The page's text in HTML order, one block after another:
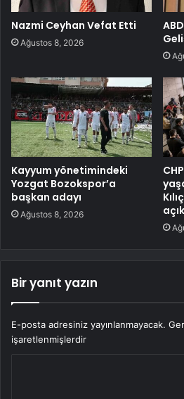
Nazmi Ceyhan Vefat Etti
Ağustos 8, 2026
Kayyum yönetimindeki
Yozgat Bozokspor’a
başkan adayı
Ağustos 8, 2026
Bir yanıt yazın
E-posta adresiniz yayınlanmayacak.
işaretlenmişlerdir